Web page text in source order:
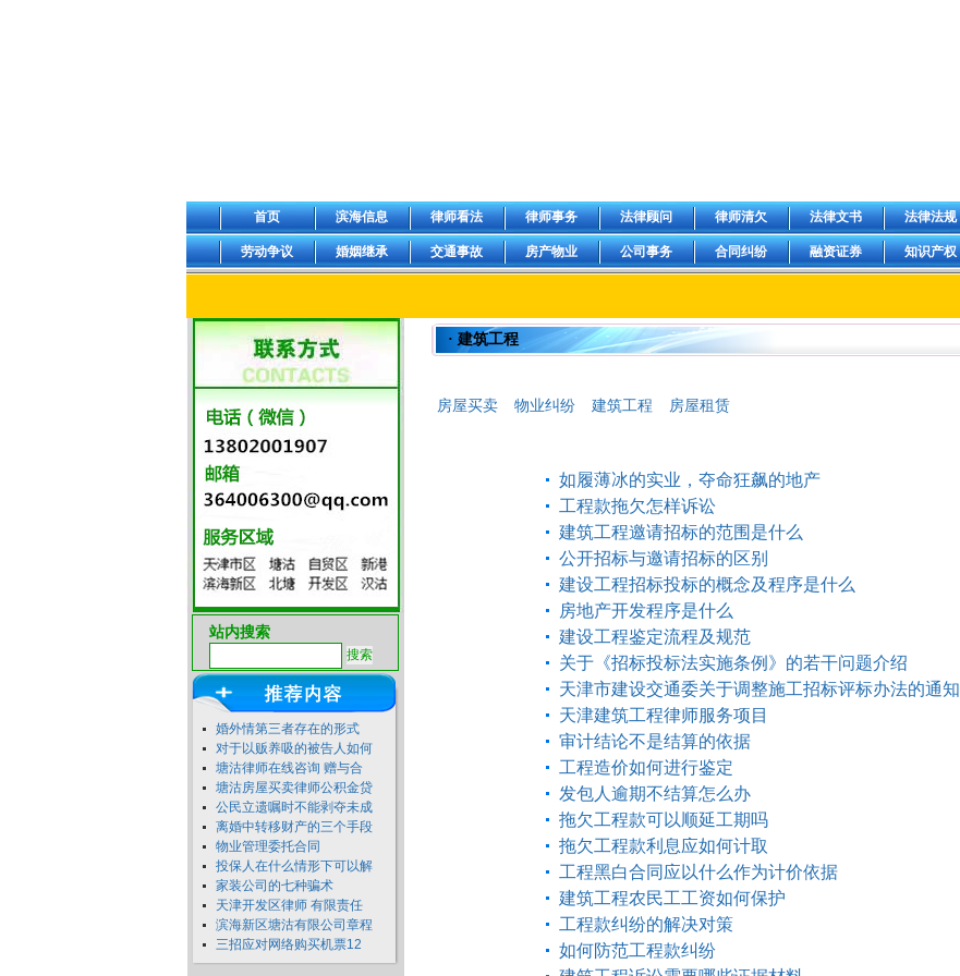
首页 滨海信息 律师看法 律师事务 法律顾问 律师清欠 法律文书 法律法规
劳动争议 婚姻继承 交通事故 房产物业 公司事务 合同纠纷 融资证券 知识产权
站内搜索
婚外情第三者存在的形式
对于以贩养吸的被告人如何
塘沽律师在线咨询 赠与合
塘沽房屋买卖律师公积金贷
公民立遗嘱时不能剥夺未成
离婚中转移财产的三个手段
物业管理委托合同
投保人在什么情形下可以解
家装公司的七种骗术
天津开发区律师 有限责任
滨海新区塘沽有限公司章程
三招应对网络购买机票12
· 建筑工程
房屋买卖 物业纠纷 建筑工程 房屋租赁
如履薄冰的实业，夺命狂飙的地产
工程款拖欠怎样诉讼
建筑工程邀请招标的范围是什么
公开招标与邀请招标的区别
建设工程招标投标的概念及程序是什么
房地产开发程序是什么
建设工程鉴定流程及规范
关于《招标投标法实施条例》的若干问题介绍
天津市建设交通委关于调整施工招标评标办法的通知
天津建筑工程律师服务项目
审计结论不是结算的依据
工程造价如何进行鉴定
发包人逾期不结算怎么办
拖欠工程款可以顺延工期吗
拖欠工程款利息应如何计取
工程黑白合同应以什么作为计价依据
建筑工程农民工工资如何保护
工程款纠纷的解决对策
如何防范工程款纠纷